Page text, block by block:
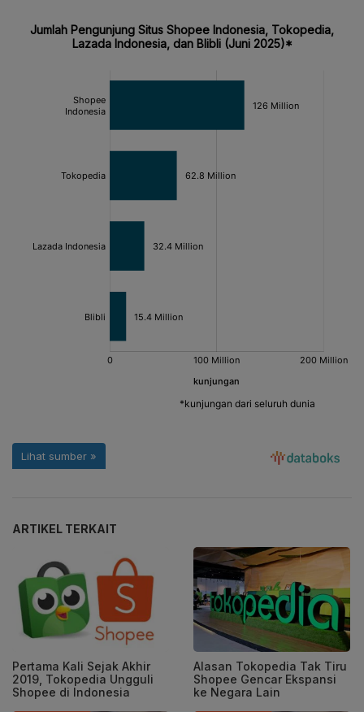
ARTIKEL TERKAIT
Pertama Kali Sejak Akhir
2019, Tokopedia Ungguli
Shopee di Indonesia
Alasan Tokopedia Tak Tiru
Shopee Gencar Ekspansi
ke Negara Lain